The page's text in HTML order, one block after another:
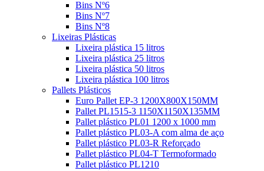
Bins Nº6
Bins Nº7
Bins Nº8
Lixeiras Plásticas
Lixeira plástica 15 litros
Lixeira plástica 25 litros
Lixeira plástica 50 litros
Lixeira plástica 100 litros
Pallets Plásticos
Euro Pallet EP-3 1200X800X150MM
Pallet PL1515-3 1150X1150X135MM
Pallet plástico PL01 1200 x 1000 mm
Pallet plástico PL03-A com alma de aço
Pallet plástico PL03-R Reforçado
Pallet plástico PL04-T Termoformado
Pallet plástico PL1210